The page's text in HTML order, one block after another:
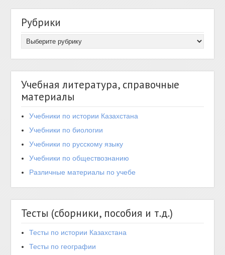
Рубрики
Учебная литература, справочные
материалы
Учебники по истории Казахстана
Учебники по биологии
Учебники по русскому языку
Учебники по обществознанию
Различные материалы по учебе
Тесты (сборники, пособия и т.д.)
Тесты по истории Казахстана
Тесты по географии